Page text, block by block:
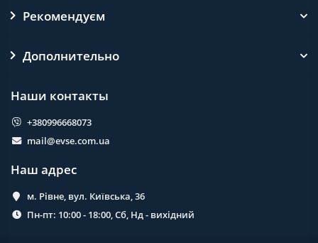
Рекомендуєм
Дополнительно
Наши контакты
+380996668073
mail@evse.com.ua
Наш адрес
м. Рівне, вул. Київська, 36
Пн-пт: 10:00 - 18:00, Сб, Нд - вихідний